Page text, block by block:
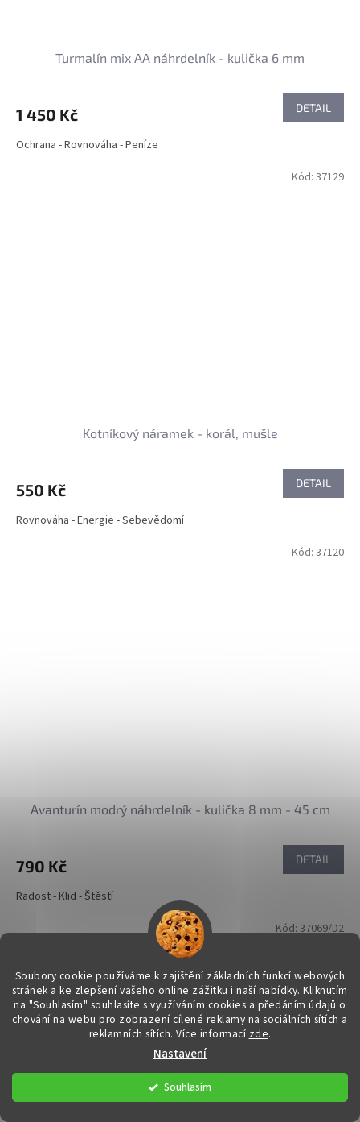
Soubory cookie používáme k zajištění základních funkcí webových
stránek a ke zlepšení vašeho online zážitku i naší nabídky. Kliknutím
na "Souhlasím" souhlasíte s využíváním cookies a předáním údajů o
chování na webu pro zobrazení cílené reklamy na sociálních sítích a
reklamních sítích. Více informací zde.
Nastavení
Souhlasím
Turmalín mix AA náhrdelník - kulička 6 mm
1 450 Kč DETAIL
Ochrana - Rovnováha - Peníze
Kotníkový náramek - korál, mušle
550 Kč DETAIL
Rovnováha - Energie - Sebevědomí
Kód: 37129
Avanturín modrý náhrdelník - kulička 8 mm - 45 cm
790 Kč DETAIL
Radost - Klid - Štěstí
Kód: 37120
Kód:37069/D2